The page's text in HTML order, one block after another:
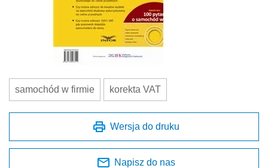
samochód w firmie korekta VAT
Wersja do druku
Napisz do nas